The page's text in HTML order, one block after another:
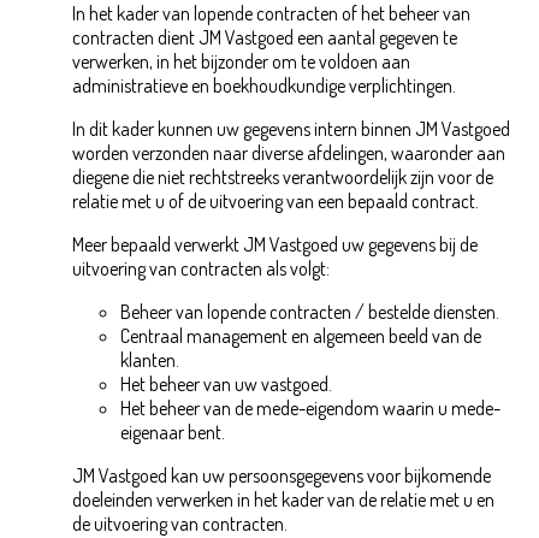
In het kader van lopende contracten of het beheer van
contracten dient JM Vastgoed een aantal gegeven te
verwerken, in het bijzonder om te voldoen aan
administratieve en boekhoudkundige verplichtingen.
In dit kader kunnen uw gegevens intern binnen JM Vastgoed
worden verzonden naar diverse afdelingen, waaronder aan
diegene die niet rechtstreeks verantwoordelijk zijn voor de
relatie met u of de uitvoering van een bepaald contract.
Meer bepaald verwerkt JM Vastgoed uw gegevens bij de
uitvoering van contracten als volgt:
Beheer van lopende contracten / bestelde diensten.
Centraal management en algemeen beeld van de
klanten.
Het beheer van uw vastgoed.
Het beheer van de mede-eigendom waarin u mede-
eigenaar bent.
JM Vastgoed kan uw persoonsgegevens voor bijkomende
doeleinden verwerken in het kader van de relatie met u en
de uitvoering van contracten.